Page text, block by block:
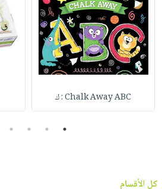
Chalk Away ABC : ك
1
2
3
4
كل الأقسام